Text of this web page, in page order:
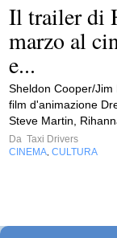
Il trailer di
marzo al
e...
Sheldon Cooper/
film d'animazione
Steve Martin,
Da Taxi Drivers
CINEMA CULTURA